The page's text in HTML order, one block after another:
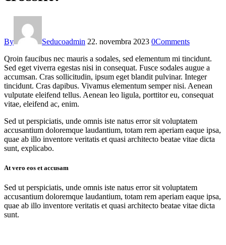
By Seducoadmin 22. novembra 2023 0Comments
Qroin faucibus nec mauris a sodales, sed elementum mi tincidunt.
Sed eget viverra egestas nisi in consequat. Fusce sodales augue a
accumsan. Cras sollicitudin, ipsum eget blandit pulvinar. Integer
tincidunt. Cras dapibus. Vivamus elementum semper nisi. Aenean
vulputate eleifend tellus. Aenean leo ligula, porttitor eu, consequat
vitae, eleifend ac, enim.
Sed ut perspiciatis, unde omnis iste natus error sit voluptatem
accusantium doloremque laudantium, totam rem aperiam eaque ipsa,
quae ab illo inventore veritatis et quasi architecto beatae vitae dicta
sunt, explicabo.
At vero eos et accusam
Sed ut perspiciatis, unde omnis iste natus error sit voluptatem
accusantium doloremque laudantium, totam rem aperiam eaque ipsa,
quae ab illo inventore veritatis et quasi architecto beatae vitae dicta
sunt.